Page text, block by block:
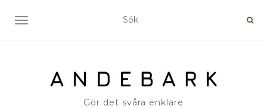
SLÅ PÅ/AV NAVIGERING
Gör det svåra enklare